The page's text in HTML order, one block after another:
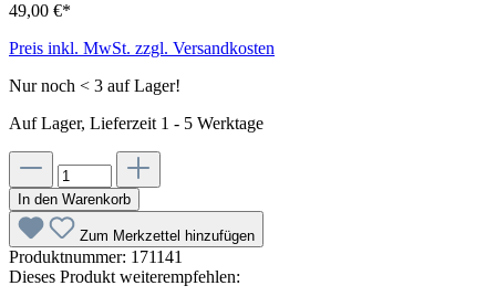
49,00 €*
Preis inkl. MwSt. zzgl. Versandkosten
Nur noch < 3 auf Lager!
Auf Lager, Lieferzeit 1 - 5 Werktage
In den Warenkorb
Zum Merkzettel hinzufügen
Produktnummer: 171141
Dieses Produkt weiterempfehlen: